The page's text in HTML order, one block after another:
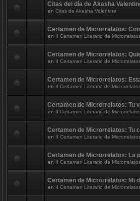
Citas del día de Akasha
en Citas de Akasha Valentine
Certamen de Microrrelatos:
en II Certamen Literario de
Certamen de Microrrelatos:
en II Certamen Literario de
Certamen de Microrrelatos:
en II Certamen Literario de
Certamen de Microrrelatos: Tu
en II Certamen Literario de
Certamen de Microrrelatos: Tu
en II Certamen Literario de
Certamen de Microrrelatos: La
en II Certamen Literario de
Certamen de Microrrelatos: Mi
en II Certamen Literario de